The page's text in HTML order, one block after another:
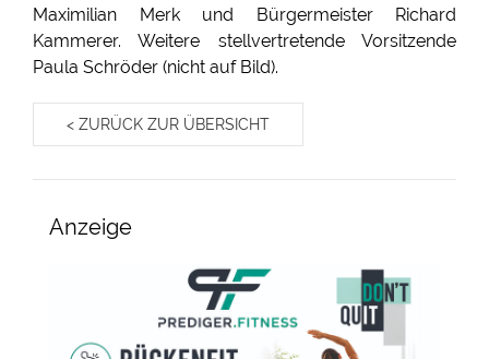
Maximilian Merk und Bürgermeister Richard
Kammerer. Weitere stellvertretende Vorsitzende
Paula Schröder (nicht auf Bild).
< ZURÜCK ZUR ÜBERSICHT
Anzeige